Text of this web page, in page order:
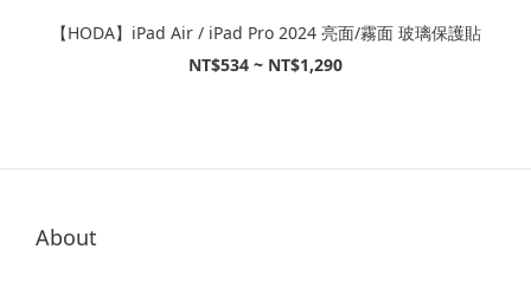
【HODA】iPad Air / iPad Pro 2024 亮面/霧面 玻璃保護貼
NT$534 ~ NT$1,290
About